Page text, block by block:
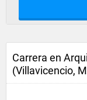
Carrera en
(Villavicencio,